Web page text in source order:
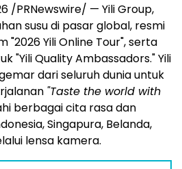
/PRNewswire/ — Yili Group,
susu di pasar global, resmi
Yili Online Tour", serta
"Yili Quality Ambassadors." Yili
dari seluruh dunia untuk
"Taste the world with
berbagai cita rasa dan
Singapura, Belanda,
lensa kamera.